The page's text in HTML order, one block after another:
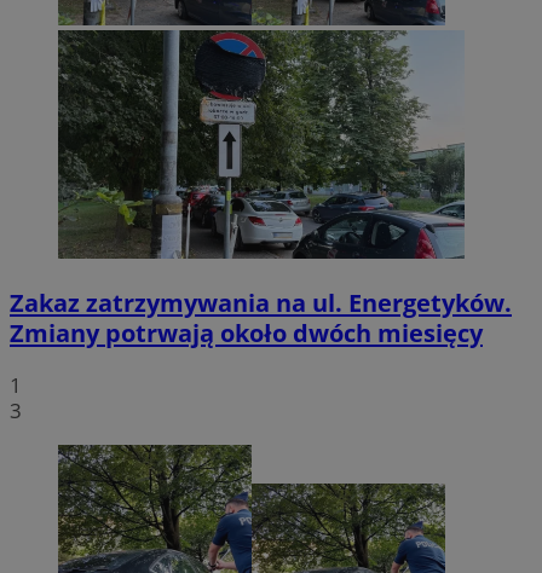
Zakaz zatrzymywania na ul. Energetyków.
Zmiany potrwają około dwóch miesięcy
1
3